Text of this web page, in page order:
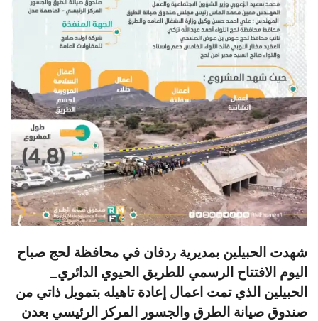
شهدت الحبيلين بمديرية ردفان في محافظة لحج صباح
اليوم الافتتاح الرسمي للطريق الحيوي الدائري_
الحبيلين الذي تمت اعمال إعادة تاهيله بتمويل ذاتي من
صندوق صيانة الطرق والجسور المركز الرئيسي بعدن